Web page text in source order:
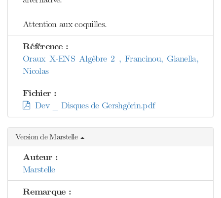
Attention aux coquilles.
Référence :
Oraux X-ENS Algèbre 2 , Francinou, Gianella,
Nicolas
Fichier :
Dev _ Disques de Gershgörin.pdf
Version de Marstelle
Auteur :
Marstelle
Remarque :